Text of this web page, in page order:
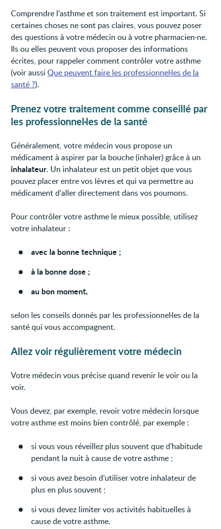
Comprendre l’asthme et son traitement est important. Si
certaines choses ne sont pas claires, vous pouvez poser
des questions à votre médecin ou à votre pharmacien·ne.
Ils ou elles peuvent vous proposer des informations
écrites, pour rappeler comment contrôler votre asthme
(voir aussiQue peuvent faire les professionnel·les de la
santé ?).
Prenez votre traitement comme conseillé par
les professionnel·les de la santé
Généralement, votre médecin vous propose un
médicament à aspirer par la bouche (inhaler) grâce à un
inhalateur. Un inhalateur est un petit objet que vous
pouvez placer entre vos lèvres et qui va permettre au
médicament d’aller directement dans vos poumons.
Pour contrôler votre asthme le mieux possible, utilisez
votre inhalateur :
avec la bonne technique ;
à la bonne dose ;
au bon moment,
selon les conseils donnés par les professionnel·les de la
santé qui vous accompagnent.
Allez voir régulièrement votre médecin
Votre médecin vous précise quand revenir le voir ou la
voir.
Vous devez, par exemple, revoir votre médecin lorsque
votre asthme est moins bien contrôlé, par exemple :
si vous vous réveillez plus souvent que d’habitude
pendant la nuit à cause de votre asthme ;
si vous avez besoin d’utiliser votre inhalateur de
plus en plus souvent ;
si vous devez limiter vos activités habituelles à
cause de votre asthme.